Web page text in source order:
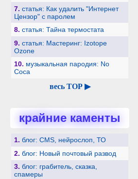
7. статья: Как удалить "Интернет
Цензор" с паролем
8. статья: Тайна термостата
9. статья: Мастеринг: Izotope
Ozone
10. музыкальная пародия: No
Coca
весь TOP ▶
крайние каменты
1. блог: CMS, нейрослоп, ТО
2. блог: Новый почтовый развод
3. блог: грабитель, сказка,
спамеры